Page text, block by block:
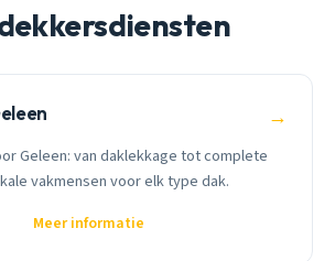
→
Geleen: van daklekkage tot complete
vakmensen voor elk type dak.
Meer informatie